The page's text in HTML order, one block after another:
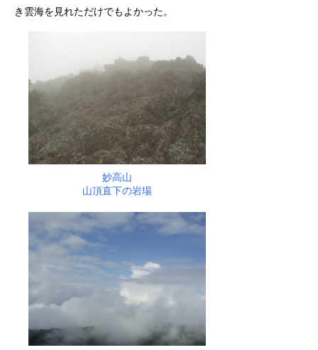
き雲海を見れただけでもよかった。
妙高山
山頂直下の岩場